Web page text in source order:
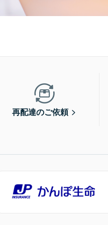
再配達のご依頼